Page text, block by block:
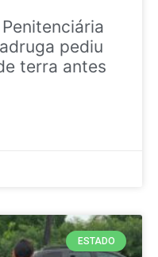
pediu
terra antes
ESTADO